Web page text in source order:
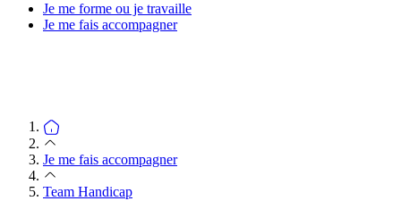
Je me forme ou je travaille
Je me fais accompagner
Je me fais accompagner
Team Handicap